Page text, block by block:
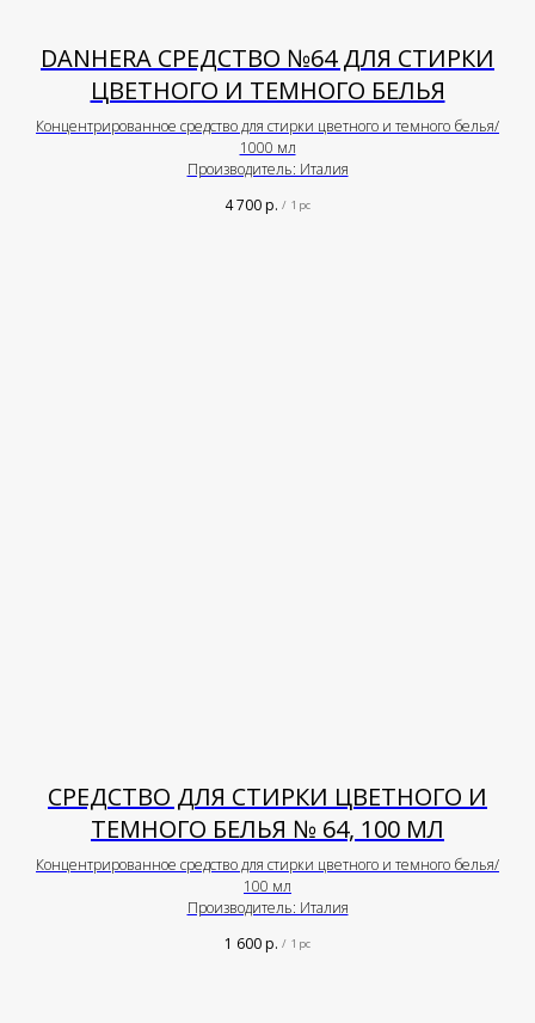
DANHERA СРЕДСТВО №64 ДЛЯ СТИРКИ
ЦВЕТНОГО И ТЕМНОГО БЕЛЬЯ
Концентрированное средство для стирки цветного и темного белья/
1000 мл
Производитель: Италия
4 700р. / 1 pc
СРЕДСТВО ДЛЯ СТИРКИ ЦВЕТНОГО И
ТЕМНОГО БЕЛЬЯ № 64, 100 МЛ
Концентрированное средство для стирки цветного и темного белья/
100 мл
Производитель: Италия
1 600р. / 1 pc